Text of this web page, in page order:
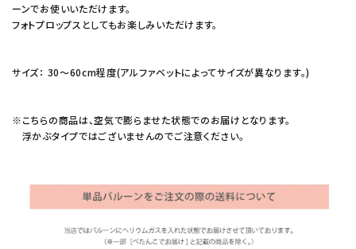
ーンでお使いいただけます。
フォトプロップスとしてもお楽しみいただけます。
サイズ： 30～60cm程度(アルファベットによってサイズが異なります。)
※こちらの商品は、空気で膨らませた状態でのお届けとなります。
浮かぶタイプではございませんのでご注意ください。